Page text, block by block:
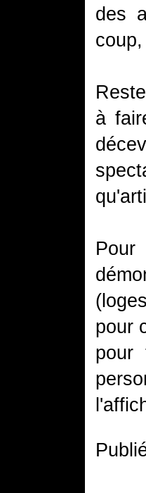
des
à
Pour
pour
pour